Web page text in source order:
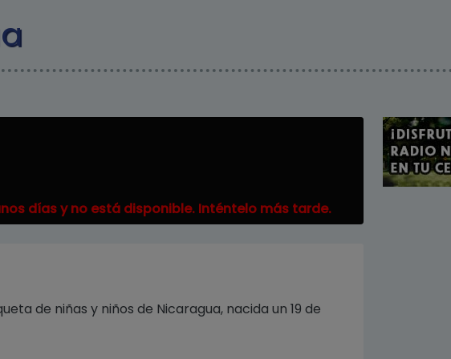
días y no está disponible. Inténtelo más tarde.
de niñas y niños de Nicaragua, nacida un 19 de